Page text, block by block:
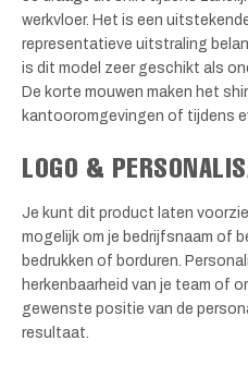
werkvloer. Het is een
representatieve uitstraling
is dit model zeer geschikt als
De korte mouwen maken het
kantooromgevingen of tijdens
LOGO &
Je kunt dit product laten
mogelijk om je bedrijfsnaam of
bedrukken of borduren.
herkenbaarheid van je team of
gewenste positie van de
resultaat.